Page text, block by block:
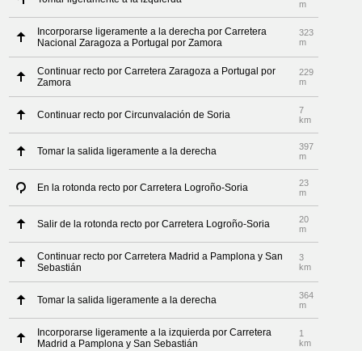
m
Incorporarse ligeramente a la derecha por Carretera
Nacional Zaragoza a Portugal por Zamora
323
m
Continuar recto por Carretera Zaragoza a Portugal por
Zamora
229
m
Continuar recto por Circunvalación de Soria
7
km
Tomar la salida ligeramente a la derecha
397
m
En la rotonda recto por Carretera Logroño-Soria
23
m
Salir de la rotonda recto por Carretera Logroño-Soria
20
m
Continuar recto por Carretera Madrid a Pamplona y San
Sebastián
3
km
Tomar la salida ligeramente a la derecha
364
m
Incorporarse ligeramente a la izquierda por Carretera
Madrid a Pamplona y San Sebastián
1
km